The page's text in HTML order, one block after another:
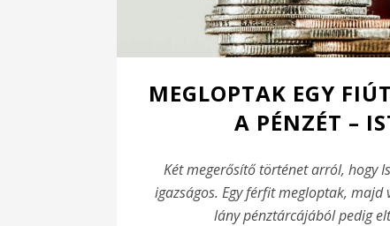
MEGLOPTAK EGY
A PÉNZÉT –
Két megerősítő történet arról, hogy
igazságos. Egy férfit megloptak, majd
lány pénztárcájából pedig